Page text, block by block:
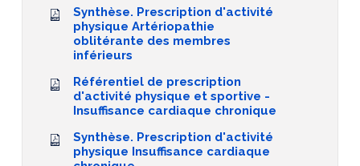
Synthèse. Prescription d'activité
physique Artériopathie
oblitérante des membres
inférieurs
Référentiel de prescription
d'activité physique et sportive -
Insuffisance cardiaque chronique
Synthèse. Prescription d'activité
physique Insuffisance cardiaque